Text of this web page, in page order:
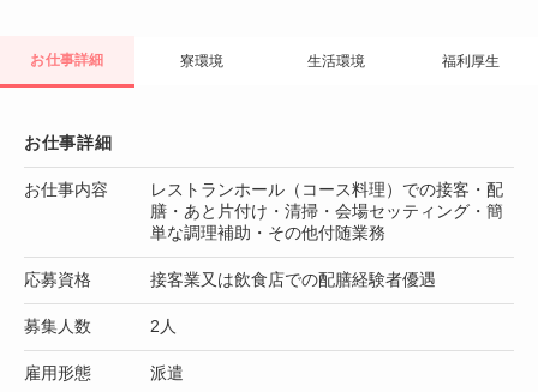
お仕事詳細 寮環境 生活環境 福利厚生
お仕事詳細
お仕事内容
レストランホール（コース料理）での接客・配
膳・あと片付け・清掃・会場セッティング・簡
単な調理補助・その他付随業務
応募資格 接客業又は飲食店での配膳経験者優遇
募集人数 2人
雇用形態 派遣